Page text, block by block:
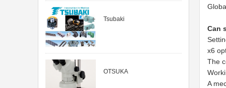
Tsubaki
OTSUKA
Can
x6
The
A